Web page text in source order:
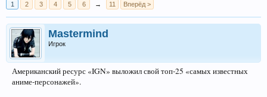
1 2 3 4 5 6 → 11 Вперёд >
Mastermind
Игрок
Американский ресурс «IGN» выложил свой топ-25 «самых известных
аниме-персонажей».